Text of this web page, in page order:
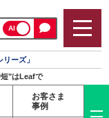
AI
ーズ」
"はLeafで
お客さま
事例